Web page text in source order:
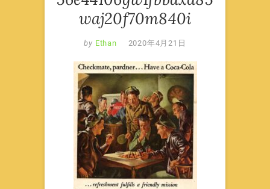
waj20f70m840i
by Ethan 2020年4月21日